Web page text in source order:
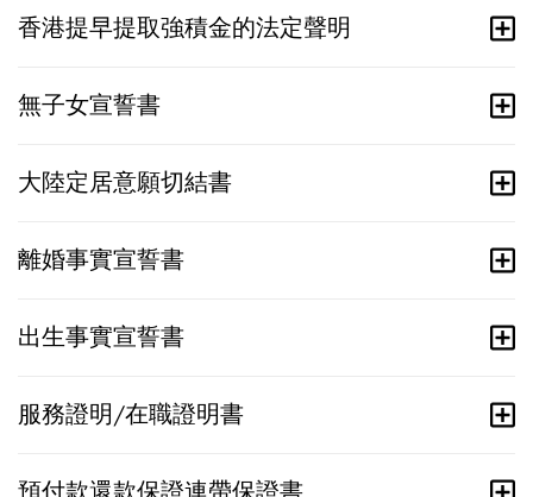
香港提早提取強積金的法定聲明
無子女宣誓書
大陸定居意願切結書
離婚事實宣誓書
出生事實宣誓書
服務證明/在職證明書